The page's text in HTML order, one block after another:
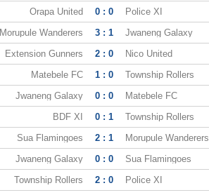
Orapa United 0 : 0 Police XI
Morupule Wanderers 3 : 1 Jwaneng Galaxy
Extension Gunners 2 : 0 Nico United
Matebele FC 1 : 0 Township Rollers
Jwaneng Galaxy 0 : 0 Matebele FC
BDF XI 0 : 1 Township Rollers
Sua Flamingoes 2 : 1 Morupule Wanderers
Jwaneng Galaxy 0 : 0 Sua Flamingoes
Township Rollers 2 : 0 Police XI